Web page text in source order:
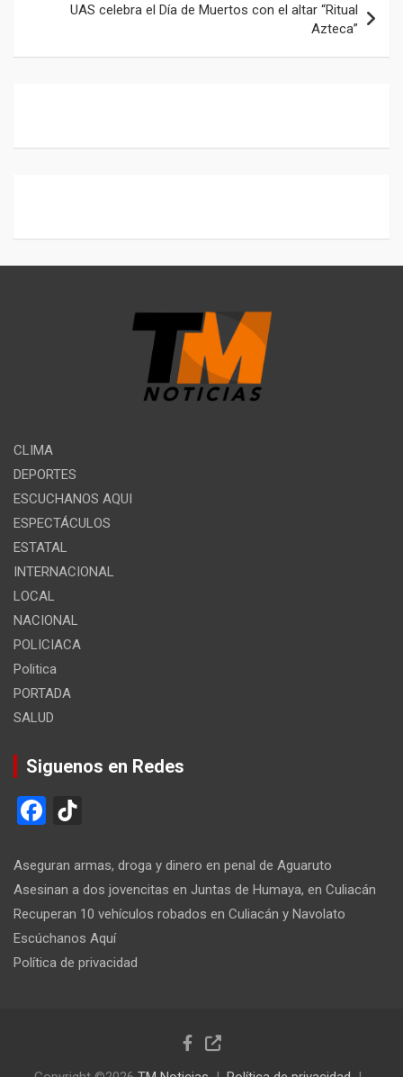
UAS celebra el Día de Muertos con el altar “Ritual
Azteca”
CLIMA
DEPORTES
ESCUCHANOS AQUI
ESPECTÁCULOS
ESTATAL
INTERNACIONAL
LOCAL
NACIONAL
POLICIACA
Politica
PORTADA
SALUD
Siguenos en Redes
F
ce
b
o
o
T
o
k
Aseguran armas, droga y dinero en penal de Aguaruto
Asesinan a dos jovencitas en Juntas de Humaya, en Culiacán
Recuperan 10 vehículos robados en Culiacán y Navolato
Escúchanos Aquí
Política de privacidad